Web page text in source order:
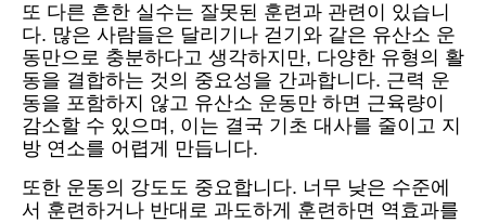
또 다른 흔한 실수는 잘못된 훈련과 관련이 있습니
다. 많은 사람들은 달리기나 걷기와 같은 유산소 운
동만으로 충분하다고 생각하지만, 다양한 유형의 활
동을 결합하는 것의 중요성을 간과합니다. 근력 운
동을 포함하지 않고 유산소 운동만 하면 근육량이
감소할 수 있으며, 이는 결국 기초 대사를 줄이고 지
방 연소를 어렵게 만듭니다.
또한 운동의 강도도 중요합니다. 너무 낮은 수준에
서 훈련하거나 반대로 과도하게 훈련하면 역효과를